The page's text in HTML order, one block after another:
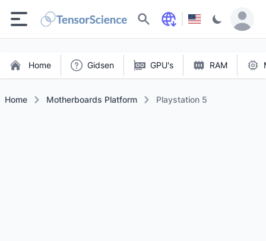
Zoeken
Home Gidsen GPU's RAM
Home Motherboards Platform Playstation 5